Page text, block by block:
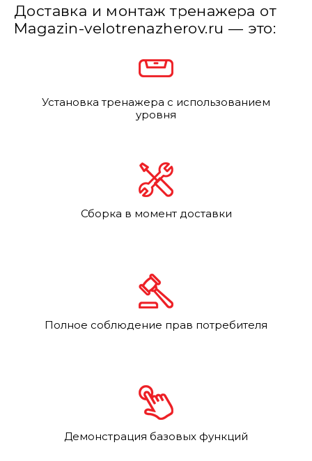
Доставка и монтаж тренажера от
Magazin-velotrenazherov.ru — это:
Установка тренажера с использованием
уровня
Сборка в момент доставки
Полное соблюдение прав потребителя
Демонстрация базовых функций